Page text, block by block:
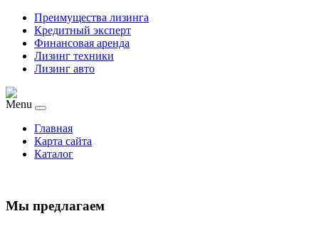
Преимущества лизинга
Кредитный эксперт
Финансовая аренда
Лизинг техники
Лизинг авто
Menu
Главная
Карта сайта
Каталог
Мы предлагаем